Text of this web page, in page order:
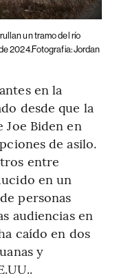
un tramo del río
2024.Fotografia: Jordan
en la
desde que la
Biden en
de asilo.
entre
en un
personas
audiencias en
caído en dos
y